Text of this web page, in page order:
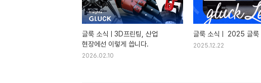
글룩 소식ㅣ3D프린팅, 산업
현장에선 이렇게 씁니다.
2026.02.10
글룩 소식ㅣ 2025 글룩
2025.12.22